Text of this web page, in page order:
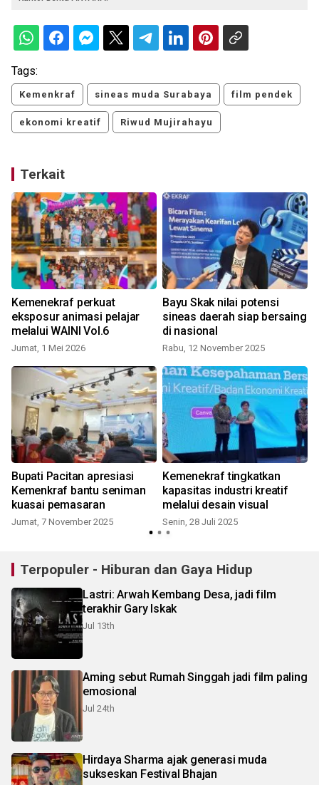
Tags:
Kemenkraf sineas muda Surabaya film pendek
ekonomi kreatif Riwud Mujirahayu
Terkait
Kemenekraf perkuat
eksposur animasi pelajar
melalui WAINI Vol.6
Jumat, 1 Mei 2026
Bayu Skak nilai potensi
sineas daerah siap bersaing
di nasional
Rabu, 12 November 2025
Bupati Pacitan apresiasi
Kemenkraf bantu seniman
kuasai pemasaran
Jumat, 7 November 2025
Kemenekraf tingkatkan
kapasitas industri kreatif
melalui desain visual
Senin, 28 Juli 2025
Terpopuler - Hiburan dan Gaya Hidup
Lastri: Arwah Kembang Desa, jadi film
terakhir Gary Iskak
Jul 13th
Aming sebut Rumah Singgah jadi film paling
emosional
Jul 24th
Hirdaya Sharma ajak generasi muda
sukseskan Festival Bhajan